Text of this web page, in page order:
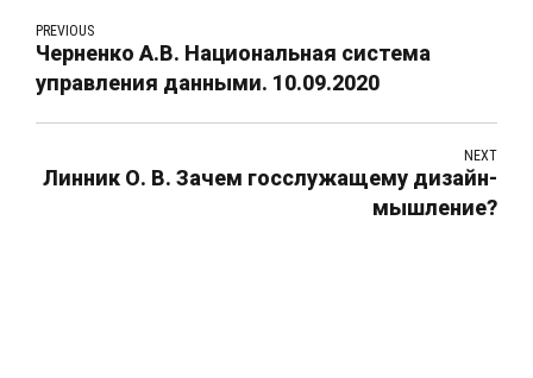
PREVIOUS
Черненко А.В. Национальная система
управления данными. 10.09.2020
NEXT
Линник О. В. Зачем госслужащему дизайн-
мышление?